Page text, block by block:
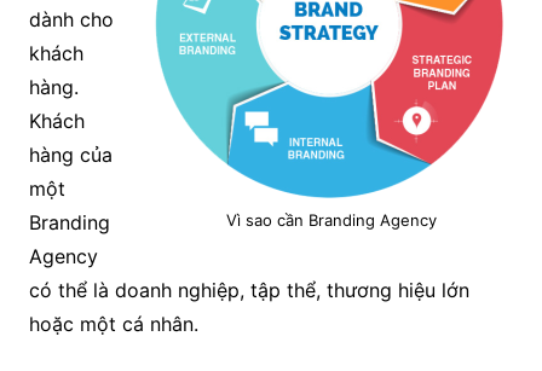
Vì sao cần Branding Agency
dành cho
khách
hàng.
Khách
hàng của
một
Branding
Agency
có thể là doanh nghiệp, tập thể, thương hiệu lớn
hoặc một cá nhân.